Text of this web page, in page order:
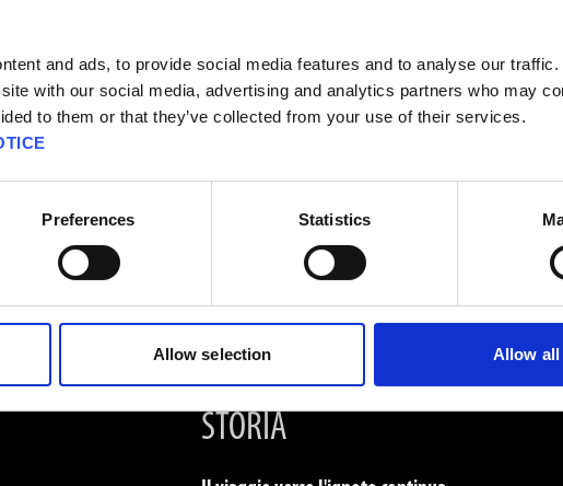
and ads, to provide social media features and to analyse our
with our social media, advertising and analytics partners who may
to them or that they’ve collected from your use of their services.
Preferences Statistics
Allow selection Allow all
STORIA